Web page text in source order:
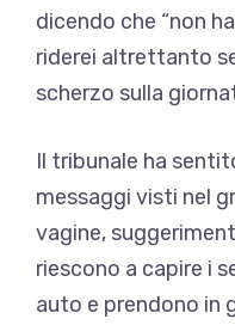
dicendo che “non
riderei altrettanto
scherzo sulla
Il tribunale ha
messaggi visti nel
vagine,
riescono a capire i
auto e prendono in